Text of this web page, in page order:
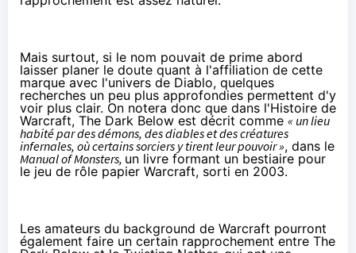
Mais surtout, si le nom pouvait de prime abord
laisser planer le doute quant à l'affiliation de cette
marque avec l'univers de Diablo, quelques
recherches un peu plus approfondies permettent d'y
voir plus clair. On notera donc que dans l'Histoire de
Warcraft, The Dark Below est décrit comme « un lieu
habité par des démons, des diables et des créatures
infernales, où certains sorciers y tirent leur pouvoir », dans le
Manual of Monsters, un livre formant un bestiaire pour
le jeu de rôle papier Warcraft, sorti en 2003.
Les amateurs du background de Warcraft pourront
également faire un certain rapprochement entre The